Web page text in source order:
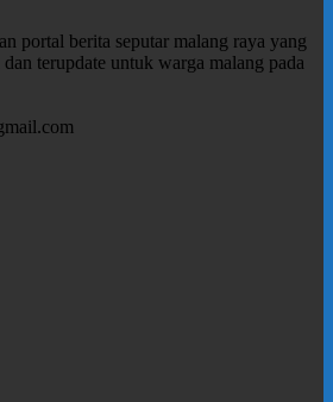
portal berita seputar malang raya yang
terupdate untuk warga malang pada